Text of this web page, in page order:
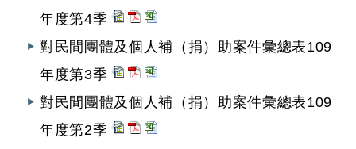
年度第4季
對民間團體及個人補（捐）助案件彙總表109
年度第3季
對民間團體及個人補（捐）助案件彙總表109
年度第2季